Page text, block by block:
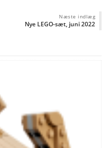
Næste indlæg
Nye LEGO-sæt, juni 2022